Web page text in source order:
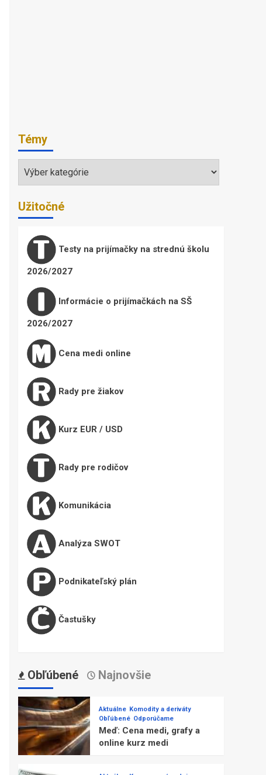
Témy
Témy
Užitočné
Testy na prijímačky na strednú školu
2026/2027
Informácie o prijímačkách na SŠ
2026/2027
Cena medi online
Rady pre žiakov
Kurz EUR / USD
Rady pre rodičov
Komunikácia
Analýza SWOT
Podnikateľský plán
Častušky
Obľúbené Najnovšie
Aktuálne Komodity a deriváty
Obľúbené Odporúčame
Meď: Cena medi, grafy a
online kurz medi